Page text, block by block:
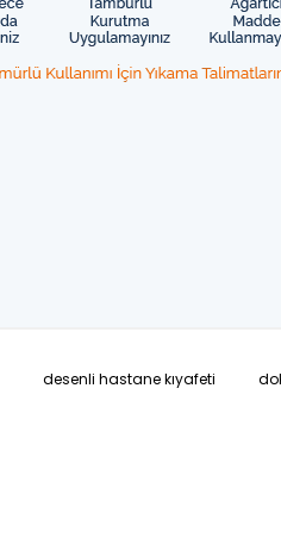
desenli hastane kıyafeti